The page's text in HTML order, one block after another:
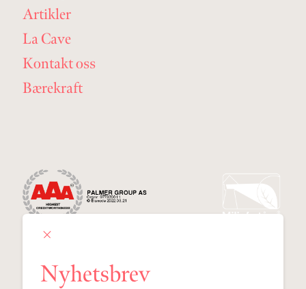
Artikler
La Cave
Kontakt oss
Bærekraft
Nyhetsbrev